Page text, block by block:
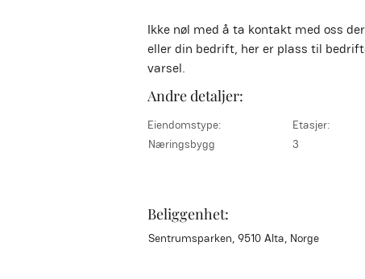
Ikke nøl med å ta kontakt med oss
eller din bedrift, her er plass til
varsel.
Andre detaljer:
Eiendomstype:
Næringsbygg
Etasjer:
3
Beliggenhet:
Sentrumsparken, 9510 Alta, Norge